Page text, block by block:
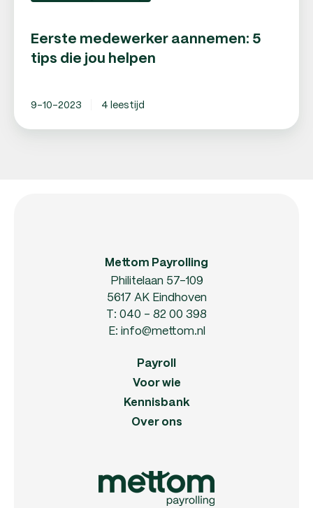
Eerste medewerker aannemen: 5
tips die jou helpen
9-10-2023 4 leestijd
Mettom Payrolling
Philitelaan 57-109
5617 AK Eindhoven
T: 040 - 82 00 398
E: info@mettom.nl
Payroll
Voor wie
Kennisbank
Over ons